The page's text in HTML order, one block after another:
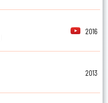
2016
2013